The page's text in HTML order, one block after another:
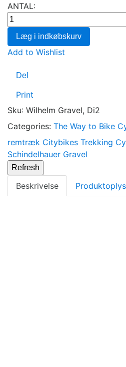
ANTAL:
Læg i indkøbskurv
Add to Wishlist
Del
Print
Sku: Wilhelm Gravel, Di2
Categories: The Way to Bike
remtræk Citybikes Trekking
Schindelhauer Gravel
Beskrivelse